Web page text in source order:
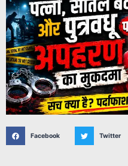
Facebook Twitter